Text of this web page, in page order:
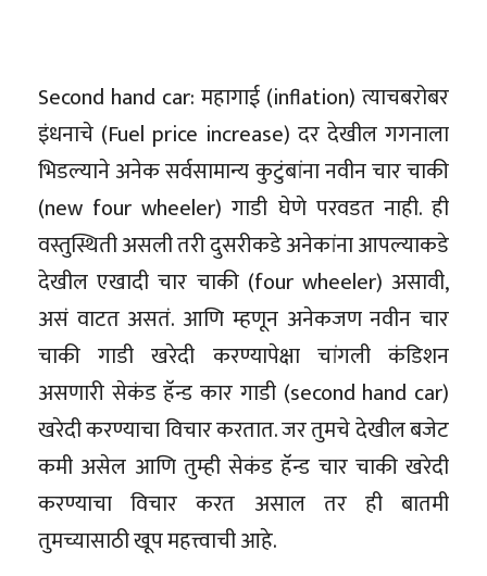
Second hand car: महागाई (inflation) त्याचबरोबर
इंधनाचे (Fuel price increase) दर देखील गगनाला
भिडल्याने अनेक सर्वसामान्य कुटुंबांना नवीन चार चाकी
(new four wheeler) गाडी घेणे परवडत नाही. ही
वस्तुस्थिती असली तरी दुसरीकडे अनेकांना आपल्याकडे
देखील एखादी चार चाकी (four wheeler) असावी,
असं वाटत असतं. आणि म्हणून अनेकजण नवीन चार
चाकी गाडी खरेदी करण्यापेक्षा चांगली कंडिशन
असणारी सेकंड हॅन्ड कार गाडी (second hand car)
खरेदी करण्याचा विचार करतात. जर तुमचे देखील बजेट
कमी असेल आणि तुम्ही सेकंड हॅन्ड चार चाकी खरेदी
करण्याचा विचार करत असाल तर ही बातमी
तुमच्यासाठी खूप महत्त्वाची आहे.